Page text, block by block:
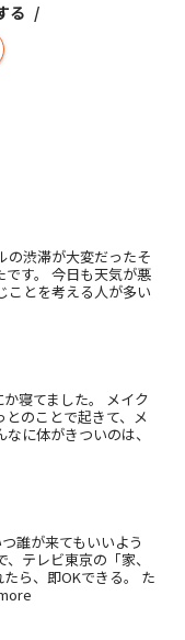
る
の渋滞が大変だったそ
です。 今日も天気が悪
ことを考える人が多い
寝てました。 メイク
のことで起きて、メ
に体がきついのは、
誰が来てもいいよう
テレビ東京の「家、
ら、即OKできる。 た